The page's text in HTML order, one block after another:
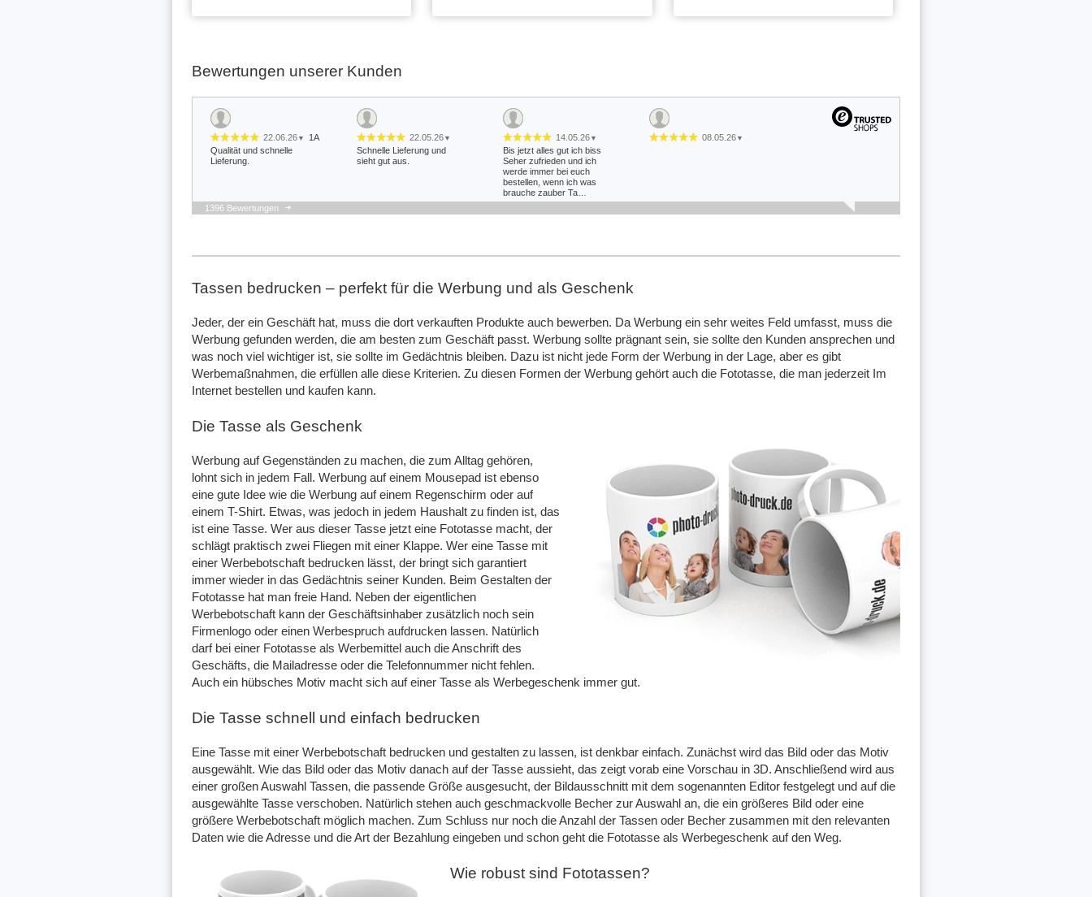
Bewertungen unserer Kunden
22.06.26 ▼
1A
Qualität und schnelle
Lieferung.
22.05.26 ▼
Schnelle Lieferung und
sieht gut aus.
14.05.26 ▼
Bis jetzt alles gut ich biss
Seher zufrieden und ich
werde immer bei euch
bestellen, wenn ich was
brauche zauber Ta…
08.05.26 ▼
Info über die Fertigstellung
Tassen kamen …
Bewegung gesetzt um kurz
von 5 Sternen
Bearbeitung und Versand.
guter Qualität. Gerne
05.09.25 ▼
1396 Bewertungen
Tassen bedrucken – perfekt für die Werbung und als Geschenk
Jeder, der ein Geschäft hat, muss die dort verkauften Produkte auch bewerben. Da Werbung ein sehr weites Feld umfasst, muss die
Werbung gefunden werden, die am besten zum Geschäft passt. Werbung sollte prägnant sein, sie sollte den Kunden ansprechen und
was noch viel wichtiger ist, sie sollte im Gedächtnis bleiben. Dazu ist nicht jede Form der Werbung in der Lage, aber es gibt
Werbemaßnahmen, die erfüllen alle diese Kriterien. Zu diesen Formen der Werbung gehört auch die Fototasse, die man jederzeit Im
Internet bestellen und kaufen kann.
Die Tasse als Geschenk
Werbung auf Gegenständen zu machen, die zum Alltag gehören,
lohnt sich in jedem Fall. Werbung auf einem Mousepad ist ebenso
eine gute Idee wie die Werbung auf einem Regenschirm oder auf
einem T-Shirt. Etwas, was jedoch in jedem Haushalt zu finden ist, das
ist eine Tasse. Wer aus dieser Tasse jetzt eine Fototasse macht, der
schlägt praktisch zwei Fliegen mit einer Klappe. Wer eine Tasse mit
einer Werbebotschaft bedrucken lässt, der bringt sich garantiert
immer wieder in das Gedächtnis seiner Kunden. Beim Gestalten der
Fototasse hat man freie Hand. Neben der eigentlichen
Werbebotschaft kann der Geschäftsinhaber zusätzlich noch sein
Firmenlogo oder einen Werbespruch aufdrucken lassen. Natürlich
darf bei einer Fototasse als Werbemittel auch die Anschrift des
Geschäfts, die Mailadresse oder die Telefonnummer nicht fehlen.
Auch ein hübsches Motiv macht sich auf einer Tasse als Werbegeschenk immer gut.
Die Tasse schnell und einfach bedrucken
Eine Tasse mit einer Werbebotschaft bedrucken und gestalten zu lassen, ist denkbar einfach. Zunächst wird das Bild oder das Motiv
ausgewählt. Wie das Bild oder das Motiv danach auf der Tasse aussieht, das zeigt vorab eine Vorschau in 3D. Anschließend wird aus
einer großen Auswahl Tassen, die passende Größe ausgesucht, der Bildausschnitt mit dem sogenannten Editor festgelegt und auf die
ausgewählte Tasse verschoben. Natürlich stehen auch geschmackvolle Becher zur Auswahl an, die ein größeres Bild oder eine
größere Werbebotschaft möglich machen. Zum Schluss nur noch die Anzahl der Tassen oder Becher zusammen mit den relevanten
Daten wie die Adresse und die Art der Bezahlung eingeben und schon geht die Fototasse als Werbegeschenk auf den Weg.
Wie robust sind Fototassen?